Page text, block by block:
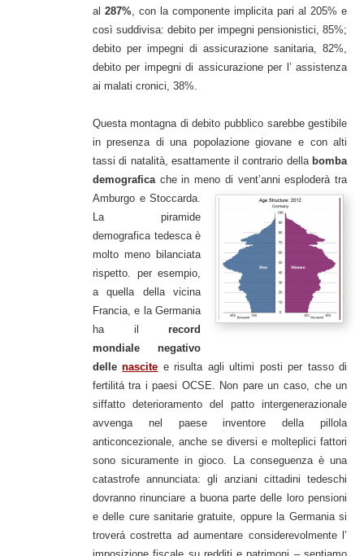
al 287%, con la componente implicita pari al 205% e
così suddivisa: debito per impegni pensionistici, 85%;
debito per impegni di assicurazione sanitaria, 82%,
debito per impegni di assicurazione per l’ assistenza
ai malati cronici, 38%.
Questa montagna di debito pubblico sarebbe gestibile
in presenza di una popolazione giovane e con alti
tassi di natalità, esattamente il contrario della bomba
demograficache in meno di vent’anni esploderà tra
Amburgo e Stoccarda.
La piramide
demografica tedesca è
molto meno bilanciata
rispetto. per esempio,
a quella della vicina
Francia, e la Germania
ha ilrecord
mondiale negativo
dellenascite e risulta agli ultimi posti per tasso di
fertilitá tra i paesi OCSE. Non pare un caso, che un
siffatto deterioramento del patto intergenerazionale
avvenga nel paese inventore della pillola
anticoncezionale, anche se diversi e molteplici fattori
sono sicuramente in gioco. La conseguenza è una
catastrofe annunciata: gli anziani cittadini tedeschi
dovranno rinunciare a buona parte delle loro pensioni
e delle cure sanitarie gratuite, oppure la Germania si
troverá costretta ad aumentare considerevolmente l’